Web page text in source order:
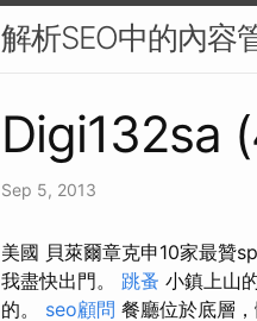
解析SEO中的內容
Digi132sa
Sep 5, 2013
美國 貝萊爾章克申10家最贊
我盡快出門。 跳蚤 小鎮上山
的。 seo顧問 餐廳位於底層